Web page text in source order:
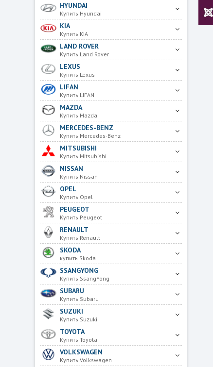
HYUNDAI
Купить Hyundai
KIA
Купить KIA
LAND ROVER
Купить Land Rover
LEXUS
Купить Lexus
LIFAN
Купить LIFAN
MAZDA
Купить Mazda
MERCEDES-BENZ
Купить Mercedes-Benz
MITSUBISHI
Купить Mitsubishi
NISSAN
Купить Nissan
OPEL
Купить Opel
PEUGEOT
Купить Peugeot
RENAULT
Купить Renault
SKODA
купить Skoda
SSANGYONG
Купить SsangYong
SUBARU
Купить Subaru
SUZUKI
Купить Suzuki
TOYOTA
Купить Toyota
VOLKSWAGEN
Купить Volkswagen